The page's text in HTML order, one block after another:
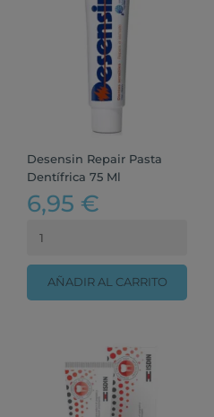
Desensin Repair Pasta
Dentífrica 75 Ml
6,95 €
AÑADIR AL CARRITO